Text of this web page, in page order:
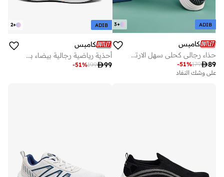
+
3 ADIB
كامبس
حذاء رجالي كحلي سهل الارتداء خفيف الوزن بتصميم بسيط وأنيق
89
179
-51%
على وشك النفاد
+
2 ADIB
كامبس
أحذية رياضية رجالية بيضاء بتصميم ديناميكي بلونين مع تفاصيل برتقالية أنيقة
99
199
-51%